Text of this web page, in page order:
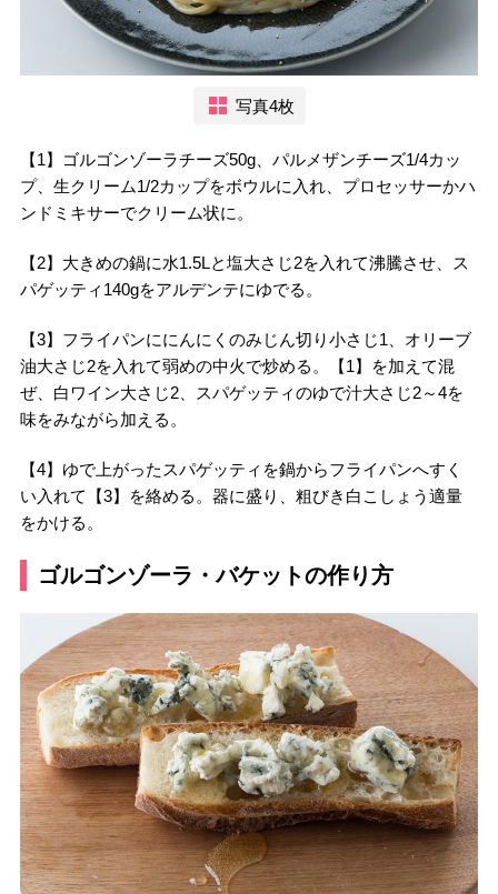
写真4枚
【1】ゴルゴンゾーラチーズ50g、パルメザンチーズ1/4カッ
プ、生クリーム1/2カップをボウルに入れ、プロセッサーかハ
ンドミキサーでクリーム状に。
【2】大きめの鍋に水1.5Lと塩大さじ2を入れて沸騰させ、ス
パゲッティ140gをアルデンテにゆでる。
【3】フライパンににんにくのみじん切り小さじ1、オリーブ
油大さじ2を入れて弱めの中火で炒める。【1】を加えて混
ぜ、白ワイン大さじ2、スパゲッティのゆで汁大さじ2～4を
味をみながら加える。
【4】ゆで上がったスパゲッティを鍋からフライパンへすく
い入れて【3】を絡める。器に盛り、粗びき白こしょう適量
をかける。
ゴルゴンゾーラ・バケットの作り方